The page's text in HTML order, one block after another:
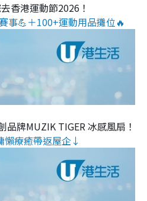
香港運動節2026！
事💪＋100+運動用品攤位🔥
品牌MUZIK TIGER 冰感風扇！
懶療癒帶返屋企↓